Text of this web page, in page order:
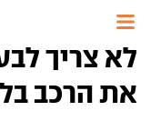
לא צריך
את הרכב